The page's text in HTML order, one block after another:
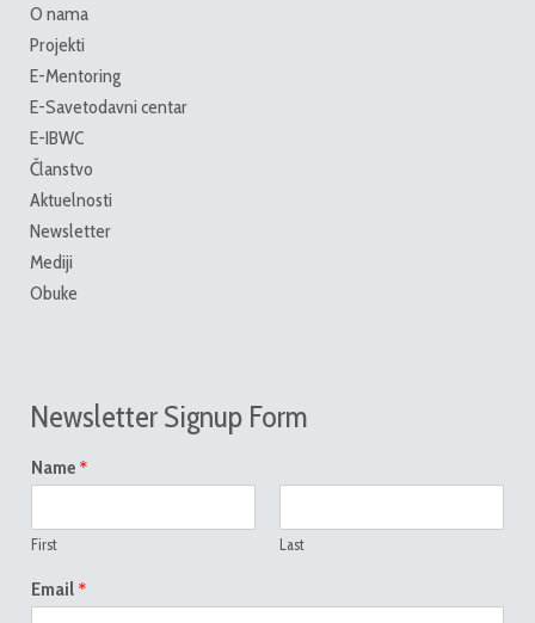
O nama
Projekti
E-Mentoring
E-Savetodavni centar
E-IBWC
Članstvo
Aktuelnosti
Newsletter
Mediji
Obuke
Newsletter Signup Form
Name *
First Last
Email *